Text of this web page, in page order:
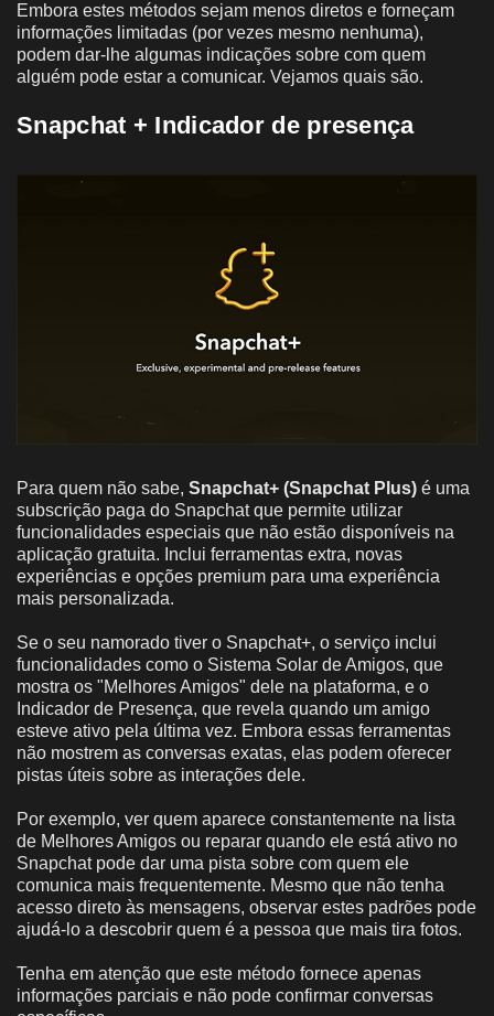
Embora estes métodos sejam menos diretos e forneçam
informações limitadas (por vezes mesmo nenhuma),
podem dar-lhe algumas indicações sobre com quem
alguém pode estar a comunicar. Vejamos quais são.
Snapchat + Indicador de presença
Para quem não sabe, Snapchat+ (Snapchat Plus) é uma
subscrição paga do Snapchat que permite utilizar
funcionalidades especiais que não estão disponíveis na
aplicação gratuita. Inclui ferramentas extra, novas
experiências e opções premium para uma experiência
mais personalizada.
Se o seu namorado tiver o Snapchat+, o serviço inclui
funcionalidades como o Sistema Solar de Amigos, que
mostra os "Melhores Amigos" dele na plataforma, e o
Indicador de Presença, que revela quando um amigo
esteve ativo pela última vez. Embora essas ferramentas
não mostrem as conversas exatas, elas podem oferecer
pistas úteis sobre as interações dele.
Por exemplo, ver quem aparece constantemente na lista
de Melhores Amigos ou reparar quando ele está ativo no
Snapchat pode dar uma pista sobre com quem ele
comunica mais frequentemente. Mesmo que não tenha
acesso direto às mensagens, observar estes padrões pode
ajudá-lo a descobrir quem é a pessoa que mais tira fotos.
Tenha em atenção que este método fornece apenas
informações parciais e não pode confirmar conversas